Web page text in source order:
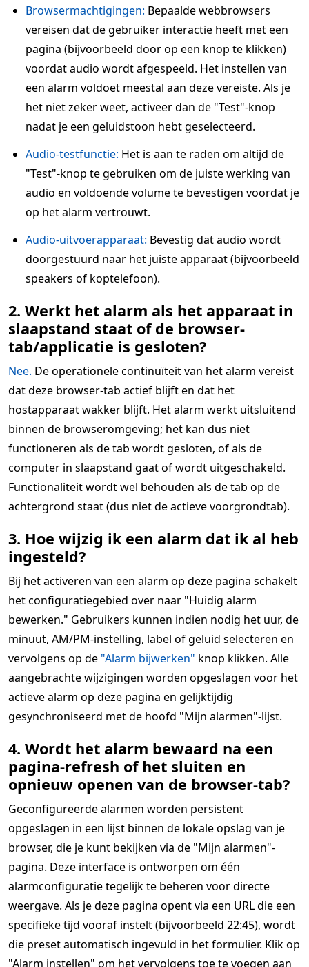
Browsermachtigingen: Bepaalde webbrowsers
vereisen dat de gebruiker interactie heeft met een
pagina (bijvoorbeeld door op een knop te klikken)
voordat audio wordt afgespeeld. Het instellen van
een alarm voldoet meestal aan deze vereiste. Als je
het niet zeker weet, activeer dan de "Test"-knop
nadat je een geluidstoon hebt geselecteerd.
Audio-testfunctie: Het is aan te raden om altijd de
"Test"-knop te gebruiken om de juiste werking van
audio en voldoende volume te bevestigen voordat je
op het alarm vertrouwt.
Audio-uitvoerapparaat: Bevestig dat audio wordt
doorgestuurd naar het juiste apparaat (bijvoorbeeld
speakers of koptelefoon).
2. Werkt het alarm als het apparaat in
slaapstand staat of de browser-
tab/applicatie is gesloten?
Nee. De operationele continuïteit van het alarm vereist
dat deze browser-tab actief blijft en dat het
hostapparaat wakker blijft. Het alarm werkt uitsluitend
binnen de browseromgeving; het kan dus niet
functioneren als de tab wordt gesloten, of als de
computer in slaapstand gaat of wordt uitgeschakeld.
Functionaliteit wordt wel behouden als de tab op de
achtergrond staat (dus niet de actieve voorgrondtab).
3. Hoe wijzig ik een alarm dat ik al heb
ingesteld?
Bij het activeren van een alarm op deze pagina schakelt
het configuratiegebied over naar "Huidig alarm
bewerken." Gebruikers kunnen indien nodig het uur, de
minuut, AM/PM-instelling, label of geluid selecteren en
vervolgens op de "Alarm bijwerken" knop klikken. Alle
aangebrachte wijzigingen worden opgeslagen voor het
actieve alarm op deze pagina en gelijktijdig
gesynchroniseerd met de hoofd "Mijn alarmen"-lijst.
4. Wordt het alarm bewaard na een
pagina-refresh of het sluiten en
opnieuw openen van de browser-tab?
Geconfigureerde alarmen worden persistent
opgeslagen in een lijst binnen de lokale opslag van je
browser, die je kunt bekijken via de "Mijn alarmen"-
pagina. Deze interface is ontworpen om één
alarmconfiguratie tegelijk te beheren voor directe
weergave. Als je deze pagina opent via een URL die een
specifieke tijd vooraf instelt (bijvoorbeeld 22:45), wordt
die preset automatisch ingevuld in het formulier. Klik op
"Alarm instellen" om het vervolgens toe te voegen aan